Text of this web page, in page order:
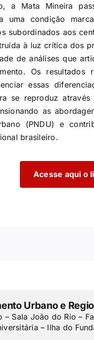
a Mata Mineira
uma condição
subordinados aos
à luz crítica dos
de análises que
Os
essas
se reproduz
as
(PNDU) e
brasileiro.
Acesse aqui o
Urbano e
Sala João do Rio –
– Ilha do